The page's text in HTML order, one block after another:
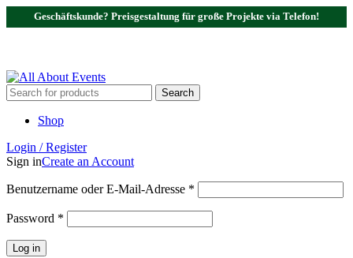
Geschäftskunde? Preisgestaltung für große Projekte via Telefon!
Search
Shop
Login / Register
Sign inCreate an Account
Benutzername oder E-Mail-Adresse *
Password *
Log in